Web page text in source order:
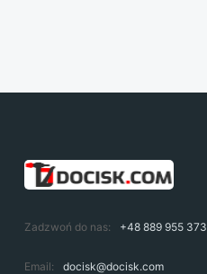
Zadzwoń do nas: +48 889 955 373
Email: docisk@docisk.com